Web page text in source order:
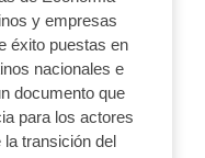
y empresas
éxito puestas en
nacionales e
documento que
para los actores
transición del